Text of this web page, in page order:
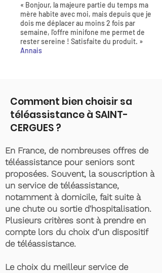
« Bonjour, la majeure partie du temps ma
mère habite avec moi, mais depuis que je
dois me déplacer au moins 2 fois par
semaine, l'offre minifone me permet de
rester sereine ! Satisfaite du produit. »
Annais
Comment bien choisir sa
téléassistance à SAINT-
CERGUES ?
En France, de nombreuses offres de
téléassistance pour seniors sont
proposées. Souvent, la souscription à
un service de téléassistance,
notamment à domicile, fait suite à
une chute ou sortie d'hospitalisation.
Plusieurs critères sont à prendre en
compte lors du choix d’un dispositif
de téléassistance.
Le choix du meilleur service de